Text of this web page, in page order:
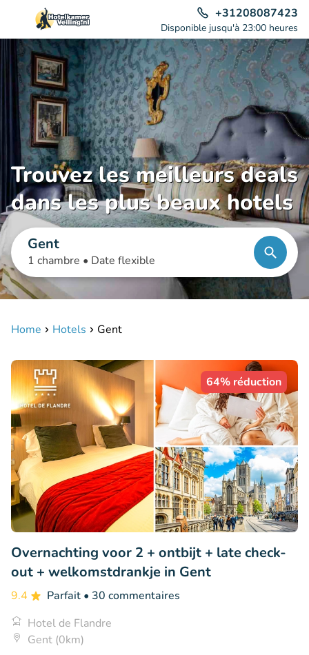
+31208087423
Disponible jusqu'à 23:00 heures
Trouvez les meilleurs deals
dans les plus beaux hotels
Gent
1 chambre • Date flexible
Home Hotels Gent
64% réduction
Overnachting voor 2 + ontbijt + late check-
out + welkomstdrankje in Gent
9.4 Parfait • 30 commentaires
Hotel de Flandre
Gent (0km)